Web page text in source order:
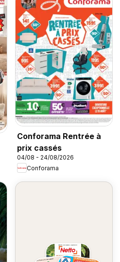
Conforama Rentrée à
prix cassés
04/08 - 24/08/2026
Conforama